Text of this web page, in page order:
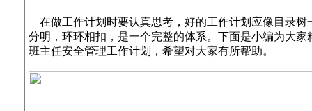
在做工作计划时要认真思考，好的工作计划应像目录树
分明，环环相扣，是一个完整的体系。下面是小编为大家
班主任安全管理工作计划，希望对大家有所帮助。